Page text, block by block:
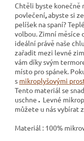
Chtěli byste konečně
povlečení,abyste si
pelíšek na spaní?
volbou. Zimní měsíce
ideální právě naše
zařadit mezi levné
vám díky svým
místo pro spánek.
s mikroplyšovými
Tento materiál se
uschne . Levné
můžete u nás vybírat
Materiál : 100%